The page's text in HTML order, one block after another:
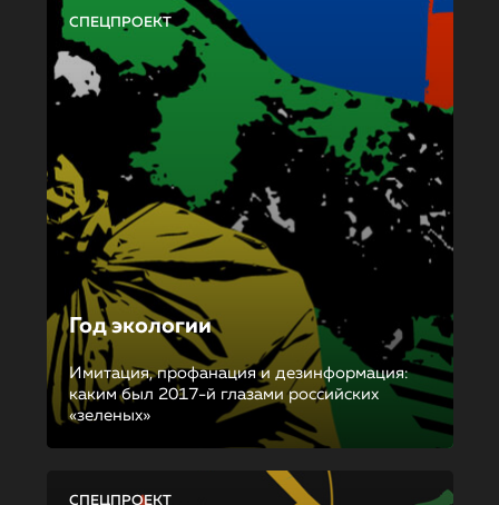
СПЕЦПРОЕКТ
Год экологии
Имитация, профанация и дезинформация:
каким был 2017-й глазами российских
«зеленых»
СПЕЦПРОЕКТ